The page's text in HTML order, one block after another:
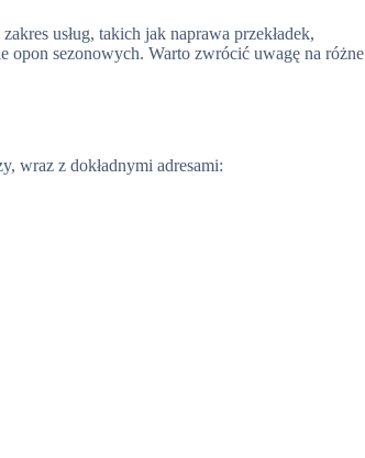
usług, takich jak naprawa przekładek,
opon sezonowych. Warto zwrócić uwagę na różne
wraz z dokładnymi adresami: